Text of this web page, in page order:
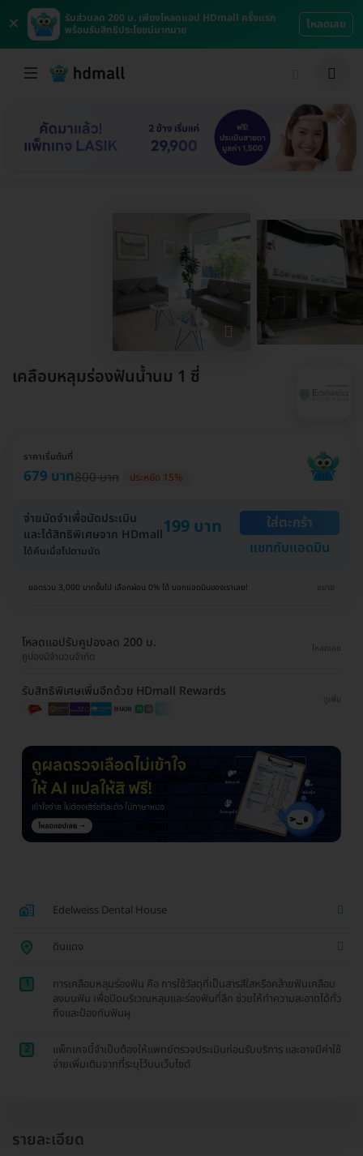
×
รับส่วนลด 200 บ. เพียงโหลดแอป HDmall ครั้งแรก
พร้อมรับสิทธิประโยชน์มากมาย
โหลดเลย
เคลือบหลุมร่องฟันน้ำนม 1 ซี่
ราคาเริ่มต้นที่
679 บาท800 บาท ประหยัด 15%
จ่ายมัดจำเพื่อนัดประเมิน
และได้สิทธิพิเศษจาก HDmall199 บาท
ได้คืนเมื่อไปตามนัด
ใส่ตะกร้า
แชทกับแอดมิน
ยอดรวม 3,000 บาทขึ้นไป เลือกผ่อน 0% ได้ บอกแอดมินของเราเลย! ขยาย
โหลดแอปรับคูปองลด 200 บ.
คูปองมีจำนวนจำกัด
โหลดเลย
รับสิทธิพิเศษเพิ่มอีกด้วย HDmall Rewards
ดูเพิ่ม
Edelweiss Dental House
ดินแดง
1
การเคลือบหลุมร่องฟัน คือ การใช้วัสดุที่เป็นสารสีใสหรือคล้ายฟันเคลือบ
ลงบนฟัน เพื่อปิดบริเวณหลุมและร่องฟันที่ลึก ช่วยให้ทำความสะอาดได้ทั่ว
ถึงและป้องกันฟันผุ
2
แพ็กเกจนี้จำเป็นต้องให้แพทย์ตรวจประเมินก่อนรับบริการ และอาจมีค่าใช้
จ่ายเพิ่มเติมจากที่ระบุไว้บนเว็บไซต์
รายละเอียด